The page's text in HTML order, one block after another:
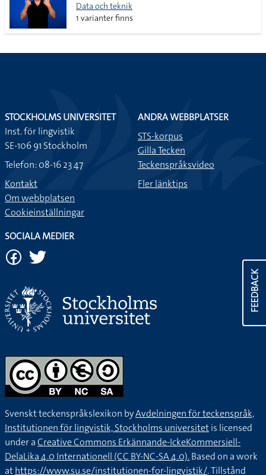
Data och teknik
1 varianter finns
FEEDBACK
STOCKHOLMS UNIVERSITET
Inst. för lingvistik
SE-106 91 Stockholm
Telefon: 08-16 23 47
Kontakt
Om webbplatsen
Cookieinställningar
ANDRA WEBBPLATSER
STS-korpus
Gilla Tecken
Teckenspråksvideo
Fler länktips
SOCIALA MEDIER
Svenskt teckenspråkslexikon byAvdelningen för teckenspråk,
Institutionen för lingvistik, Stockholms universitetis licensed
under aCreative Commons Erkännande-IckeKommersiell-
DelaLika 4.0 Internationell (CC BY-NC-SA 4.0).Based on a work
athttps://www.su.se/institutionen-for-lingvistik/. Tillstånd